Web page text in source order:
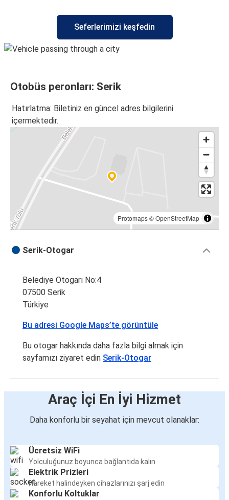
İstanbul Avrupa
Serik
Antalya
Serik
İstanbul Avrupa
Erdemli
Serik
İstanbul Anadolu
İzmir
Serik
Zara
Serik
Burdur
Serik
Kars
Serik
Polatlı
Seferlerimizi keşfedin
Otobüs peronları: Serik
Hatırlatma: Biletiniz en güncel adres bilgilerini
içermektedir.
Protomaps©OpenStreetMap
Serik-Otogar
Belediye Otogarı No:4
07500 Serik
Türkiye
Bu adresi Google Maps’te görüntüle
Bu otogar hakkında daha fazla bilgi almak için
sayfamızı ziyaret edin Serik-Otogar
Araç İçi En İyi Hizmet
Daha konforlu bir seyahat için mevcut olanaklar:
Ücretsiz WiFi
Yolculuğunuz boyunca bağlantıda kalın
Elektrik Prizleri
Hareket halindeyken cihazlarınızı şarj edin
Konforlu Koltuklar